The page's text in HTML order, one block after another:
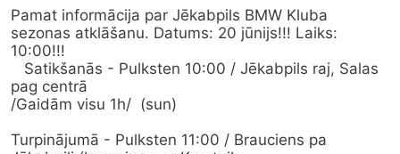
Pamat informācija par Jēkabpils BMW Kluba
sezonas atklāšanu. Datums: 20 jūnijs!!! Laiks:
10:00!!!
pag centrā
/Gaidām visu 1h/  (sun)
Turpinājumā - Pulksten 11:00 / Brauciens pa